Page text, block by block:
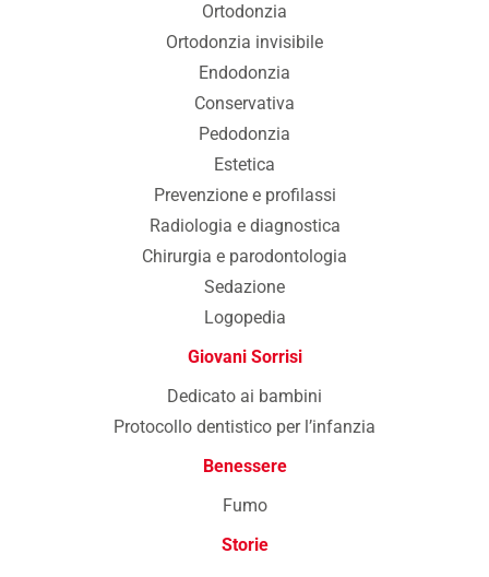
Ortodonzia
Ortodonzia invisibile
Endodonzia
Conservativa
Pedodonzia
Estetica
Prevenzione e profilassi
Radiologia e diagnostica
Chirurgia e parodontologia
Sedazione
Logopedia
Giovani Sorrisi
Dedicato ai bambini
Protocollo dentistico per l’infanzia
Benessere
Fumo
Storie